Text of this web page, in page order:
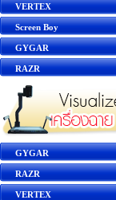
VERTEX
Screen Boy
GYGAR
RAZR
GYGAR
RAZR
VERTEX